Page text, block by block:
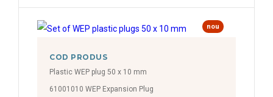
nou
COD PRODUS
Plastic WEP plug 50 x 10 mm
61001010 WEP Expansion Plug